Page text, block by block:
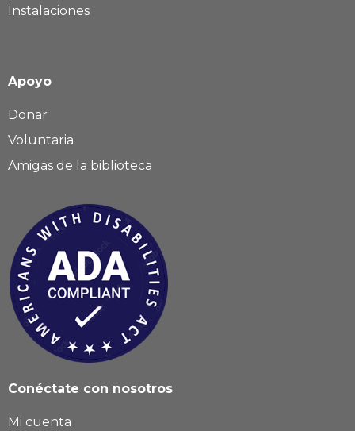
Instalaciones
Apoyo
Donar
Voluntaria
Amigas de la biblioteca
Conéctate con nosotros
Mi cuenta